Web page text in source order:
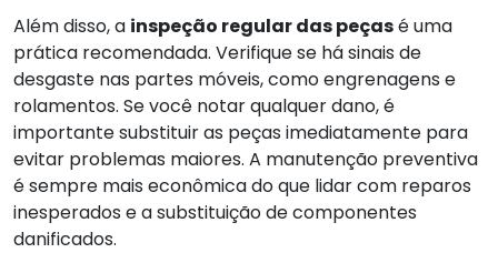
Além disso, a inspeção regular das peçasé uma
prática recomendada. Verifique se há sinais de
desgaste nas partes móveis, como engrenagens e
rolamentos. Se você notar qualquer dano, é
importante substituir as peças imediatamente para
evitar problemas maiores. A manutenção preventiva
é sempre mais econômica do que lidar com reparos
inesperados e a substituição de componentes
danificados.